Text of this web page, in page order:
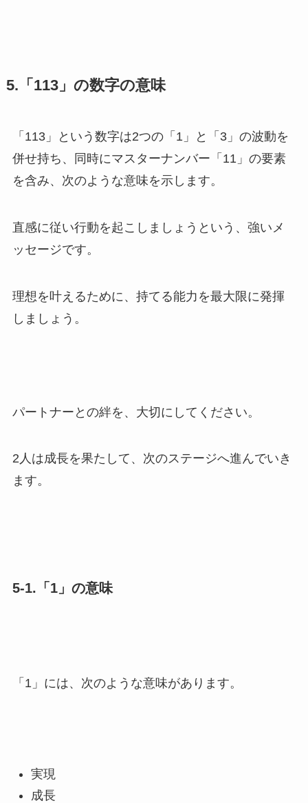
5.「113」の数字の意味
「113」という数字は2つの「1」と「3」の波動を
併せ持ち、同時にマスターナンバー「11」の要素
を含み、次のような意味を示します。
直感に従い行動を起こしましょうという、強いメ
ッセージです。
理想を叶えるために、持てる能力を最大限に発揮
しましょう。
パートナーとの絆を、大切にしてください。
2人は成長を果たして、次のステージへ進んでいき
ます。
5-1.「1」の意味
「1」には、次のような意味があります。
実現
成長